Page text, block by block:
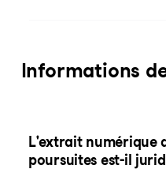
Informations
L'extrait numérique
poursuites est-il